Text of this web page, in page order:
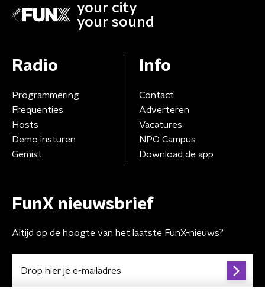
your city
your sound
Radio
Programmering
Frequenties
Hosts
Demo insturen
Gemist
Info
Contact
Adverteren
Vacatures
NPO Campus
Download de app
FunX nieuwsbrief
Altijd op de hoogte van het laatste FunX-nieuws?